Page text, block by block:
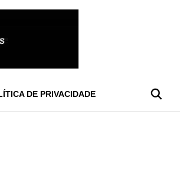
DE PRIVACIDADE